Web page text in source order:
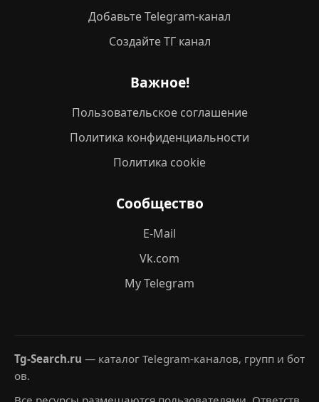
Добавьте Telegram-канал
Создайте ТГ канал
Важное!
Пользовательское соглашение
Политика конфиденциальности
Политика cookie
Сообщество
E-Mail
Vk.com
My Telegram
Tg-Search.ru — каталог Telegram-каналов, групп и бот
ов.